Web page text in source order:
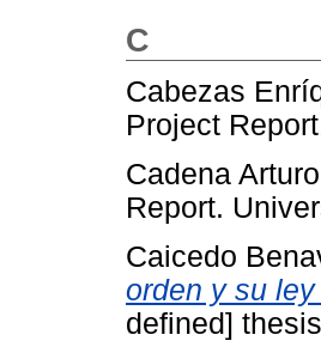
C
Cabezas
Project
Cadena
Report.
Caicedo
orden y su
defined]